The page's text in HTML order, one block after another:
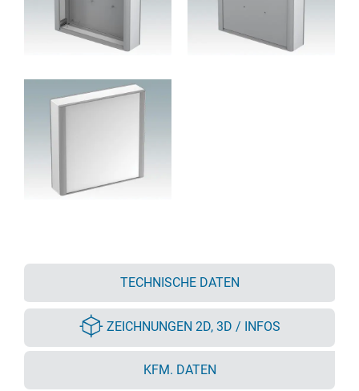
TECHNISCHE DATEN
ZEICHNUNGEN 2D, 3D / INFOS
KFM. DATEN